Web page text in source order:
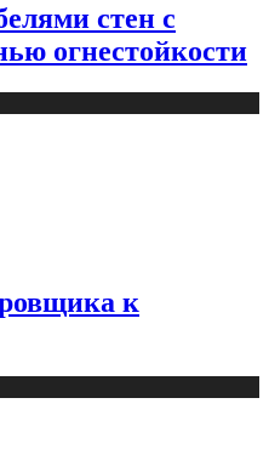
стен с
огнестойкости
к